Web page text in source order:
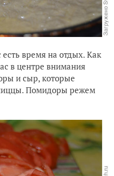
есть время на отдых. Как
в центре внимания
и сыр, которые
Помидоры режем